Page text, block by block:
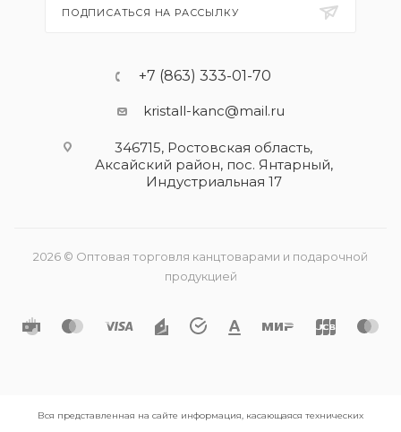
ПОДПИСАТЬСЯ НА РАССЫЛКУ
+7 (863) 333-01-70
kristall-kanc@mail.ru
346715, Ростовская область​,
Аксайский район, пос. Янтарный,
Индустриальная 17
2026 © Оптовая торговля канцтоварами и подарочной
продукцией
Вся представленная на сайте информация, касающаяся технических